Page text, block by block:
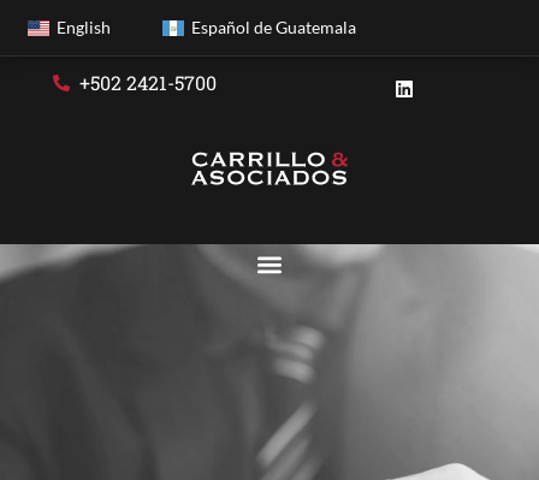
English Español de Guatemala
+502 2421-5700